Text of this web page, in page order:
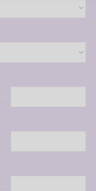
...
...
...